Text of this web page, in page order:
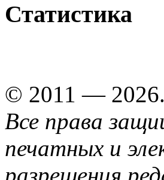
Статистика
© 2011 — 2026.
Все права
печатных и
разрешения